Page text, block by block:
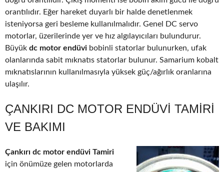
orantılıdır. Eğer hareket duyarlı bir halde denetlenmek
isteniyorsa geri besleme kullanılmalıdır. Genel DC servo
motorlar, üzerilerinde yer ve hız algılayıcıları bulundurur.
Büyük dc motor endüvi bobinli statorlar bulunurken, ufak
olanlarında sabit mıknatıs statorlar bulunur. Samarium kobalt
mıknatıslarının kullanılmasıyla yüksek güç/ağırlık oranlarına
ulaşılır.
ÇANKIRI DC MOTOR ENDÜVI TAMIRI
VE BAKIMI
Çankırı dc motor endüvi Tamiri
için önümüze gelen motorlarda